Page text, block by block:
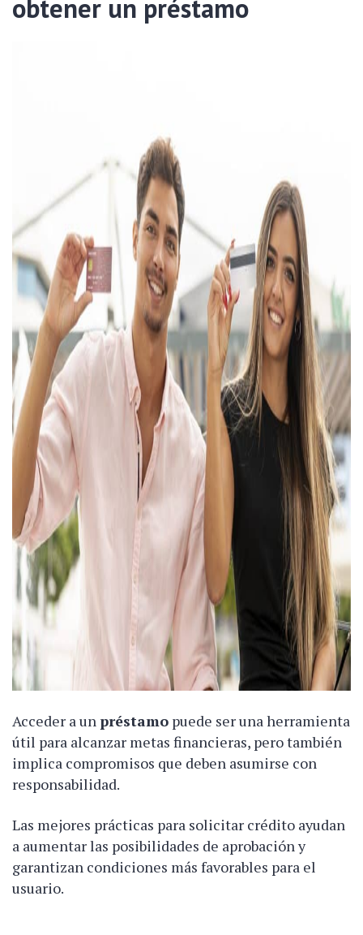
obtener un préstamo
Acceder a un préstamo puede ser una herramienta
útil para alcanzar metas financieras, pero también
implica compromisos que deben asumirse con
responsabilidad.
Las mejores prácticas para solicitar crédito ayudan
a aumentar las posibilidades de aprobación y
garantizan condiciones más favorables para el
usuario.